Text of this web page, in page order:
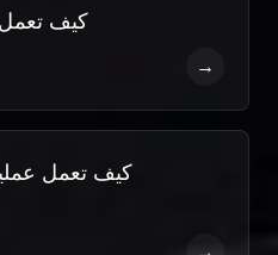
كيف تعمل
→
كيف تعمل